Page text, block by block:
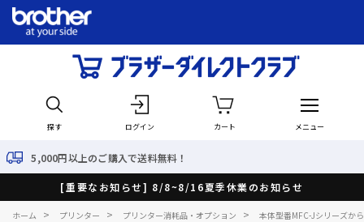
探す ログイン カート メニュー
送料無料！
[重要なお知らせ] 8/8~8/16夏季休業のお知らせ
ホーム > プリンター > プリンター消耗品・オプション > 本体型番MFC-Jシリーズか